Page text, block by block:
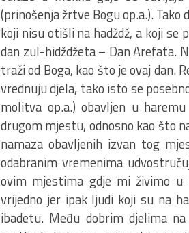
(prinošenja žrtve Bogu op.a.).
koji nisu otišli na hadždž, a koji se
dan zul-hidždžeta – Dan Arefata.
traži od Boga, kao što je ovaj dan.
vrednuju djela, tako isto se
molitva op.a.) obavljen u
drugom mjestu, odnosno kao što
namaza obavljenih izvan tog
odabranim vremenima
ovim mjestima gdje mi živimo u
vrijedno jer ipak ljudi koji su na
ibadetu. Među dobrim djelima